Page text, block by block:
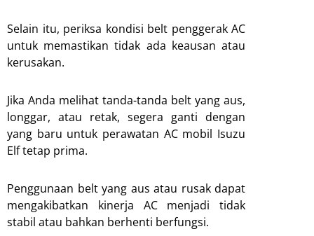
Selain itu, periksa kondisi belt penggerak AC
untuk memastikan tidak ada keausan atau
kerusakan.
Jika Anda melihat tanda-tanda belt yang aus,
longgar, atau retak, segera ganti dengan
yang baru untuk perawatan AC mobil Isuzu
Elf tetap prima.
Penggunaan belt yang aus atau rusak dapat
mengakibatkan kinerja AC menjadi tidak
stabil atau bahkan berhenti berfungsi.